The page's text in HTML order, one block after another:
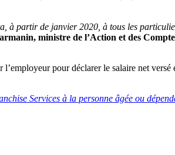
à partir de janvier 2020, à tous les
ministre de l’Action et des
l’employeur pour déclarer le salaire net versé
Services à la personne âgée ou